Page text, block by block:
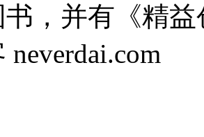
，并有《精